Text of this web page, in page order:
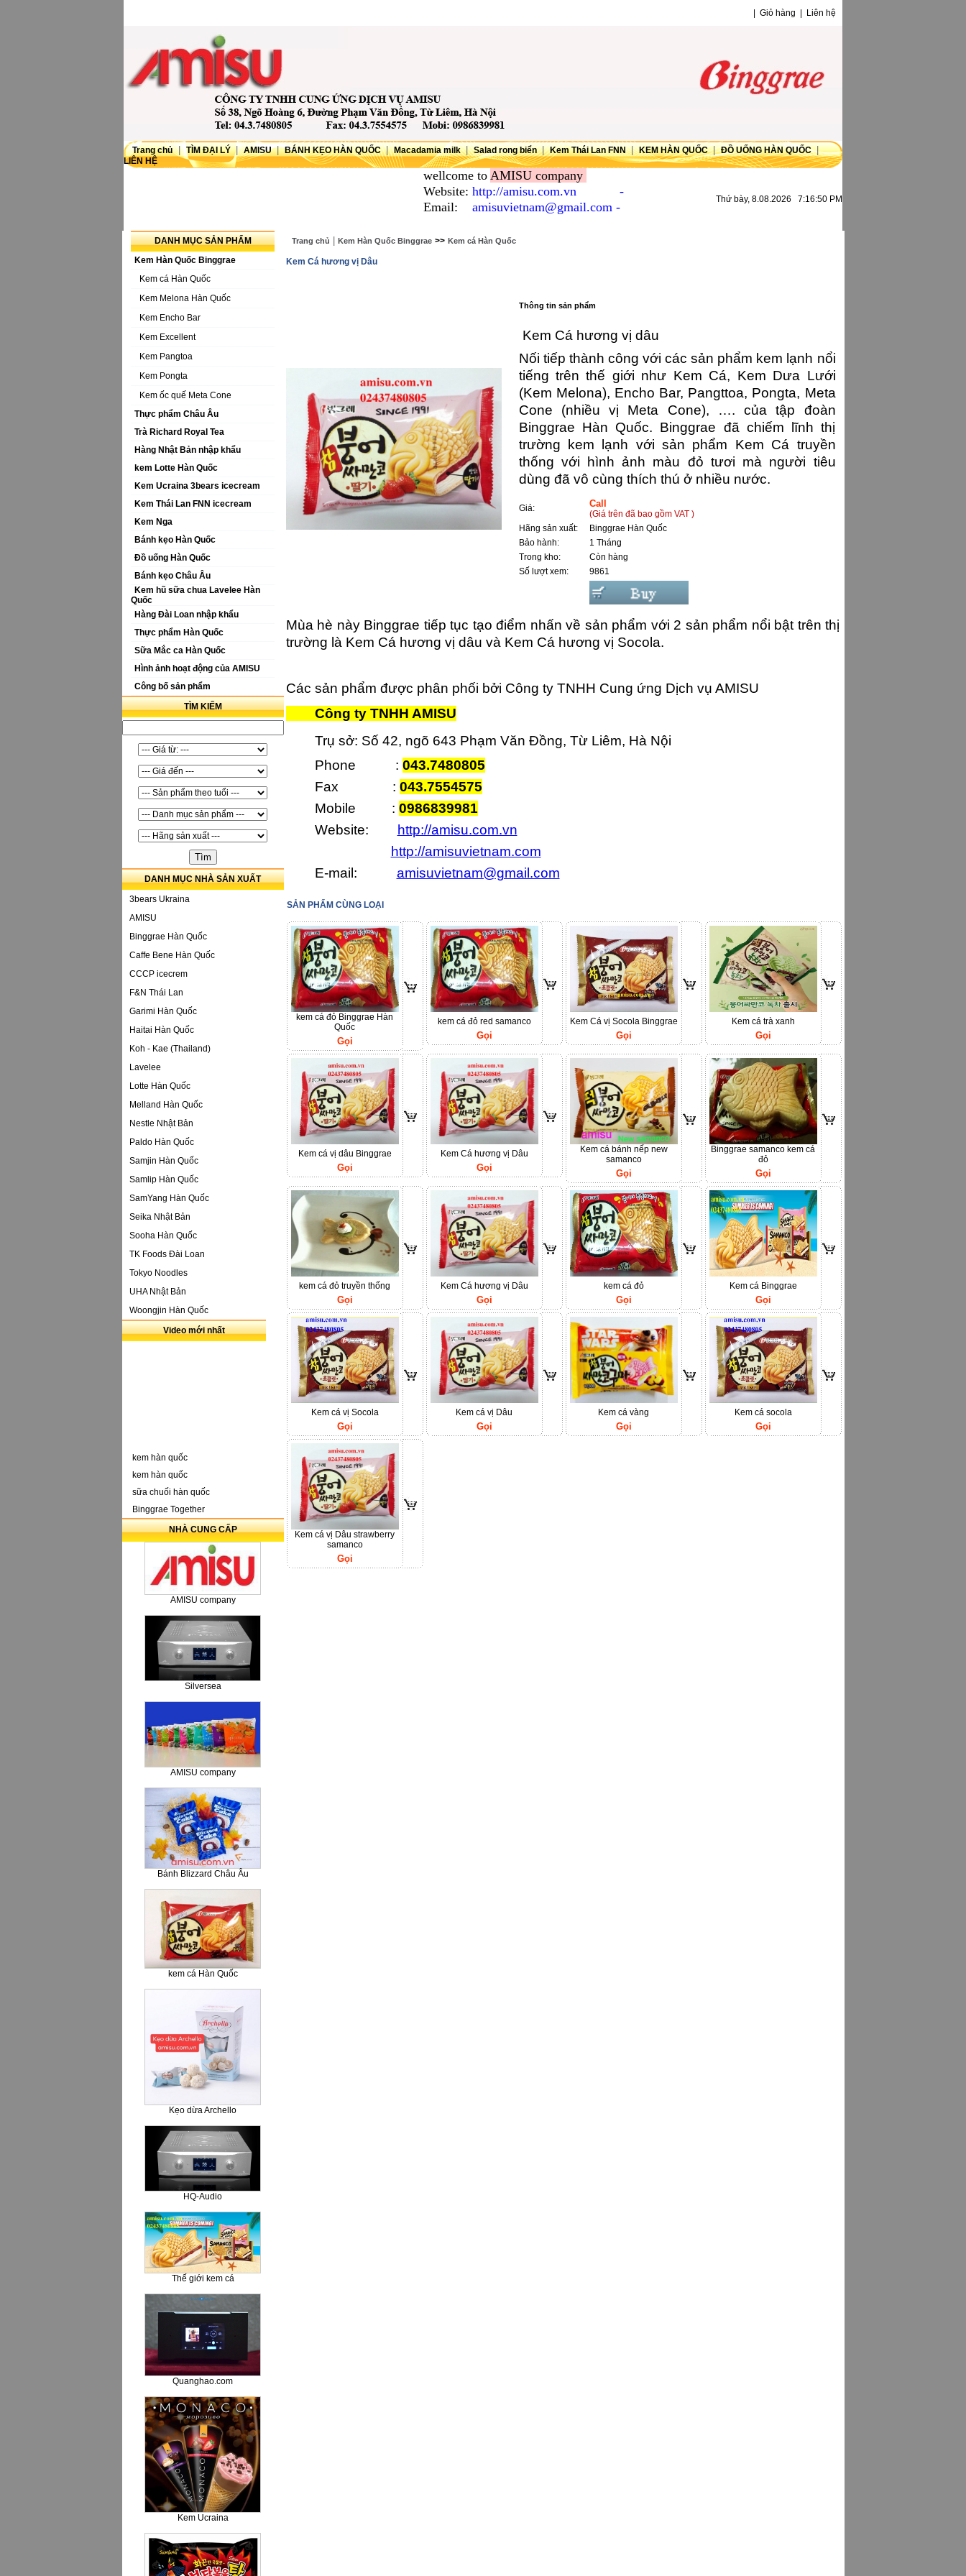
Giỏ hàng Liên hệ
Trang chủ | TÌM ĐẠI LÝ | AMISU | BÁNH KẸO HÀN QUỐC | Macadamia milk | Salad rong biển | Kem Thái Lan FNN | KEM HÀN QUỐC | ĐỒ UỐNG HÀN QUỐC |
LIÊN HỆ
wellcome toAMISU company
Website:http://amisu.com.vn - Tel:
Email:amisuvietnam@gmail.com - Fax:
Thứ bày, 8.08.2026 7:16:50 PM
DANH MỤC SẢN PHẨM
Kem Hàn Quốc Binggrae
Kem cá Hàn Quốc
Kem Melona Hàn Quốc
Kem Encho Bar
Kem Excellent
Kem Pangtoa
Kem Pongta
Kem ốc quế Meta Cone
Thực phẩm Châu Âu
Trà Richard Royal Tea
Hàng Nhật Bản nhập khẩu
kem Lotte Hàn Quốc
Kem Ucraina 3bears icecream
Kem Thái Lan FNN icecream
Kem Nga
Bánh kẹo Hàn Quốc
Đồ uống Hàn Quốc
Bánh kẹo Châu Âu
Kem hũ sữa chua Lavelee Hàn
Quốc
Hàng Đài Loan nhập khẩu
Thực phẩm Hàn Quốc
Sữa Mắc ca Hàn Quốc
Hình ảnh hoạt động của AMISU
Công bố sản phẩm
TÌM KIẾM
DANH MỤC NHÀ SẢN XUẤT
3bears Ukraina
AMISU
Binggrae Hàn Quốc
Caffe Bene Hàn Quốc
CCCP icecrem
F&N Thái Lan
Garimi Hàn Quốc
Haitai Hàn Quốc
Koh - Kae (Thailand)
Lavelee
Lotte Hàn Quốc
Melland Hàn Quốc
Nestle Nhật Bản
Paldo Hàn Quốc
Samjin Hàn Quốc
Samlip Hàn Quốc
SamYang Hàn Quốc
Seika Nhật Bản
Sooha Hàn Quốc
TK Foods Đài Loan
Tokyo Noodles
UHA Nhật Bản
Woongjin Hàn Quốc
Video mới nhất
kem hàn quốc
kem hàn quốc
sữa chuối hàn quốc
Binggrae Together
NHÀ CUNG CẤP
AMISU company
Silversea
AMISU company
Bánh Blizzard Châu Âu
kem cá Hàn Quốc
Kẹo dừa Archello
HQ-Audio
Thế giới kem cá
Quanghao.com
Kem Ucraina
Trang chủ Kem Hàn Quốc Binggrae >> Kem cá Hàn Quốc
Kem Cá hương vị Dâu
Thông tin sản phẩm
Kem Cá hương vị dâu
Nối tiếp thành công với các sản phẩm kem lạnh nổi
tiếng trên thế giới như Kem Cá, Kem Dưa Lưới
(Kem Melona), Encho Bar, Pangttoa, Pongta, Meta
Cone (nhiều vị Meta Cone), …. của tập đoàn
Binggrae Hàn Quốc. Binggrae đã chiếm lĩnh thị
trường kem lạnh với sản phẩm Kem Cá truyền
thống với hình ảnh màu đỏ tươi mà người tiêu
dùng đã vô cùng thích thú ở nhiều nước.
Giá: Call
(Giá trên đã bao gồm VAT )
Hãng sản xuất:
Binggrae Hàn Quốc
Bảo hành:
1 Tháng
Trong kho:
Còn hàng
Số lượt xem:
9861
Mùa hè này Binggrae tiếp tục tạo điểm nhấn về sản phẩm với 2 sản phẩm nổi bật trên thị
trường là Kem Cá hương vị dâu và Kem Cá hương vị Socola.
Các sản phẩm được phân phối bởi Công ty TNHH Cung ứng Dịch vụ AMISU
Công ty TNHH AMISU
Trụ sở: Số 42, ngõ 643 Phạm Văn Đồng, Từ Liêm, Hà Nội
Phone
: 043.7480805
Fax
: 043.7554575
Mobile
: 0986839981
Website:
http://amisu.com.vn
http://amisuvietnam.com
E-mail:
amisuvietnam@gmail.com
SẢN PHẨM CÙNG LOẠI
kem cá đỏ Binggrae Hàn
Quốc
Gọi
kem cá đỏ red samanco
Gọi
Kem Cá vị Socola Binggrae
Gọi
Kem cá trà xanh
Gọi
Kem cá vị dâu Binggrae
Gọi
Kem Cá hương vị Dâu
Gọi
Kem cá bánh nếp new
samanco
Gọi
Binggrae samanco kem cá
đỏ
Gọi
kem cá đỏ truyền thống
Gọi
Kem Cá hương vị Dâu
Gọi
kem cá đỏ
Gọi
Kem cá Binggrae
Gọi
Kem cá vị Socola
Gọi
Kem cá vị Dâu
Gọi
Kem cá vàng
Gọi
Kem cá socola
Gọi
Kem cá vị Dâu strawberry
samanco
Gọi